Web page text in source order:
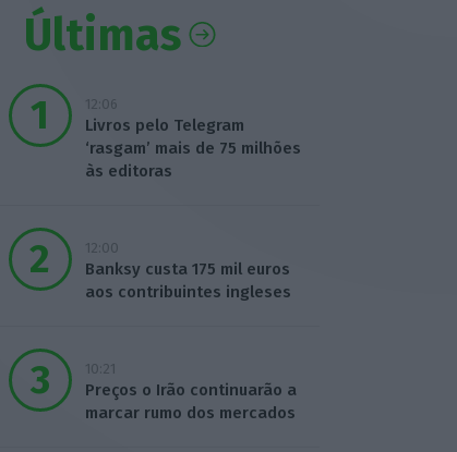
Últimas
12:06
Livros pelo Telegram
‘rasgam’ mais de 75 milhões
às editoras
12:00
Banksy custa 175 mil euros
aos contribuintes ingleses
10:21
Preços o Irão continuarão a
marcar rumo dos mercados